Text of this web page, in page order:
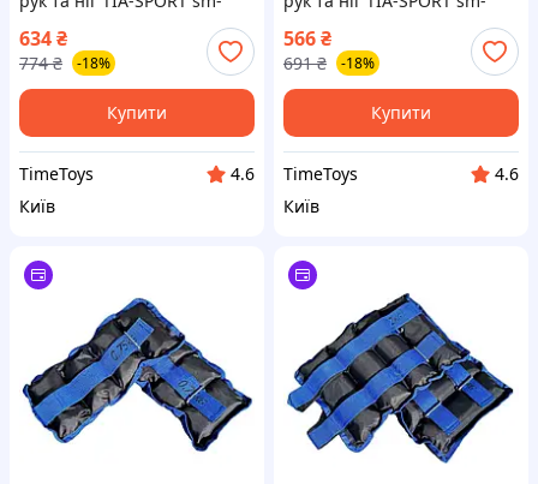
634₴
774 ₴ -18%
Купити
TimeToys
4.6
Київ
566₴
691 ₴ -18%
Купити
TimeToys
4.6
Київ